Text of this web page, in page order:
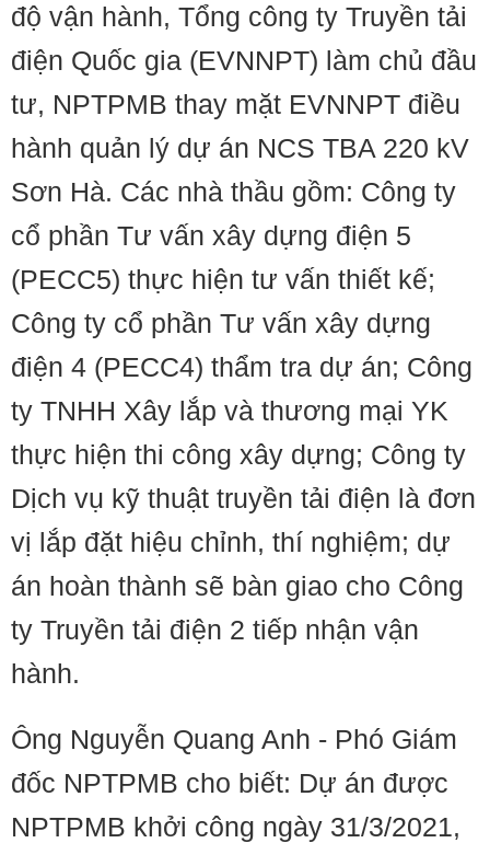
độ vận hành, Tổng công ty Truyền tải
điện Quốc gia (EVNNPT) làm chủ đầu
tư, NPTPMB thay mặt EVNNPT điều
hành quản lý dự án NCS TBA 220 kV
Sơn Hà. Các nhà thầu gồm: Công ty
cổ phần Tư vấn xây dựng điện 5
(PECC5) thực hiện tư vấn thiết kế;
Công ty cổ phần Tư vấn xây dựng
điện 4 (PECC4) thẩm tra dự án; Công
ty TNHH Xây lắp và thương mại YK
thực hiện thi công xây dựng; Công ty
Dịch vụ kỹ thuật truyền tải điện là đơn
vị lắp đặt hiệu chỉnh, thí nghiệm; dự
án hoàn thành sẽ bàn giao cho Công
ty Truyền tải điện 2 tiếp nhận vận
hành.
Ông Nguyễn Quang Anh - Phó Giám
đốc NPTPMB cho biết: Dự án được
NPTPMB khởi công ngày 31/3/2021,